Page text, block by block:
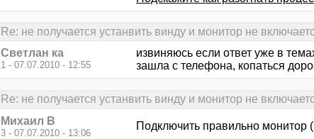
Re: не получается устанвить винду и монитор не
Светлан ка
1 - 07.07.2010 - 12:55
извиняюсь если ответ уже в
зашла с телефона, копаться
Re: не получается устанвить винду и монитор не
Михаил В
3 - 07.07.2010 - 13:06
Подключить правильно монитор